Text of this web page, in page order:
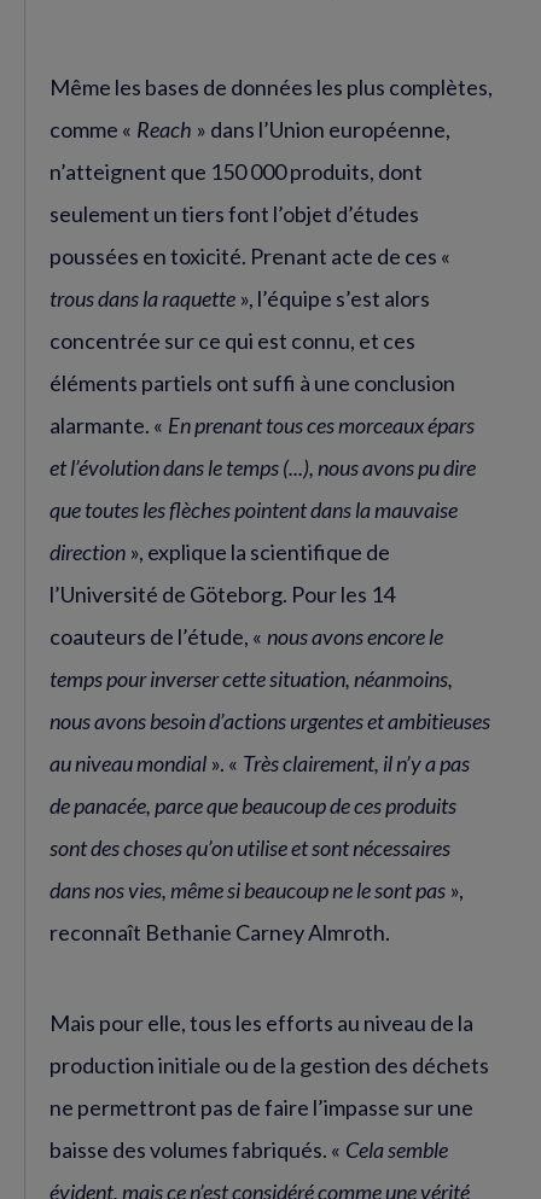
Même les bases de données les plus complètes,
comme « Reach » dans l’Union européenne,
n’atteignent que 150 000 produits, dont
seulement un tiers font l’objet d’études
poussées en toxicité. Prenant acte de ces «
trous dans la raquette », l’équipe s’est alors
concentrée sur ce qui est connu, et ces
éléments partiels ont suffi à une conclusion
alarmante. « En prenant tous ces morceaux épars
et l’évolution dans le temps (...), nous avons pu dire
que toutes les flèches pointent dans la mauvaise
direction », explique la scientifique de
l’Université de Göteborg. Pour les 14
coauteurs de l’étude, « nous avons encore le
temps pour inverser cette situation, néanmoins,
nous avons besoin d’actions urgentes et ambitieuses
au niveau mondial ». « Très clairement, il n’y a pas
de panacée, parce que beaucoup de ces produits
sont des choses qu’on utilise et sont nécessaires
dans nos vies, même si beaucoup ne le sont pas »,
reconnaît Bethanie Carney Almroth.
Mais pour elle, tous les efforts au niveau de la
production initiale ou de la gestion des déchets
ne permettront pas de faire l’impasse sur une
baisse des volumes fabriqués. « Cela semble
évident, mais ce n’est considéré comme une vérité